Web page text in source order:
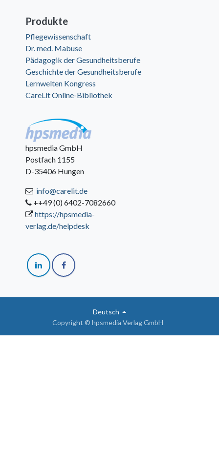
Produkte
Pflegewissenschaft
Dr. med. Mabuse
Pädagogik der Gesundheitsberufe
Geschichte der Gesundheitsberufe
Lernwelten Kongress
CareLit Online-Bibliothek
hpsmedia GmbH
Postfach 1155
D-35406 Hungen
info@carelit.de
++49 (0) 6402-7082660
https://hpsmedia-
verlag.de/helpdesk
Copyright © hpsmedia Verlag GmbH
Deutsch